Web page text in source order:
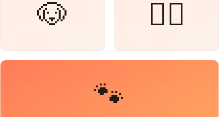
🐕‍🦺
🐶
🐾